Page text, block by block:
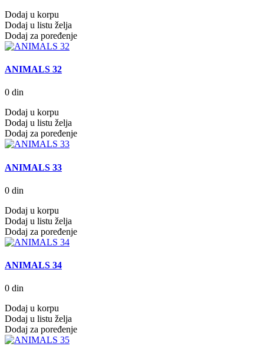
Dodaj u korpu
Dodaj u listu želja
Dodaj za poređenje
ANIMALS 32
0 din
Dodaj u korpu
Dodaj u listu želja
Dodaj za poređenje
ANIMALS 33
0 din
Dodaj u korpu
Dodaj u listu želja
Dodaj za poređenje
ANIMALS 34
0 din
Dodaj u korpu
Dodaj u listu želja
Dodaj za poređenje